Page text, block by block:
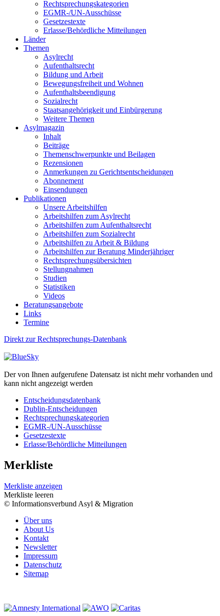
Rechtsprechungskategorien
EGMR-/UN-Ausschüsse
Gesetzestexte
Erlasse/Behördliche Mitteilungen
Länder
Themen
Asylrecht
Aufenthaltsrecht
Bildung und Arbeit
Bewegungsfreiheit und Wohnen
Aufenthaltsbeendigung
Sozialrecht
Staatsangehörigkeit und Einbürgerung
Weitere Themen
Asylmagazin
Inhalt
Beiträge
Themenschwerpunkte und Beilagen
Rezensionen
Anmerkungen zu Gerichtsentscheidungen
Abonnement
Einsendungen
Publikationen
Unsere Arbeitshilfen
Arbeitshilfen zum Asylrecht
Arbeitshilfen zum Aufenthaltsrecht
Arbeitshilfen zum Sozialrecht
Arbeitshilfen zu Arbeit & Bildung
Arbeitshilfen zur Beratung Minderjähriger
Rechtsprechungsübersichten
Stellungnahmen
Studien
Statistiken
Videos
Beratungsangebote
Links
Termine
Direkt zur Rechtsprechungs-Datenbank
Der von Ihnen aufgerufene Datensatz ist nicht mehr vorhanden und
kann nicht angezeigt werden
Entscheidungsdatenbank
Dublin-Entscheidungen
Rechtsprechungskategorien
EGMR-/UN-Ausschüsse
Gesetzestexte
Erlasse/Behördliche Mitteilungen
Merkliste
Merkliste anzeigen
Merkliste leeren
© Informationsverbund Asyl & Migration
Über uns
About Us
Kontakt
Newsletter
Impressum
Datenschutz
Sitemap